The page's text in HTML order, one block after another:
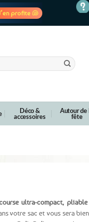
profite 🐚
Déco &
accessoires
Autour de
fête
ultra-compact,
votre sac et vous sera